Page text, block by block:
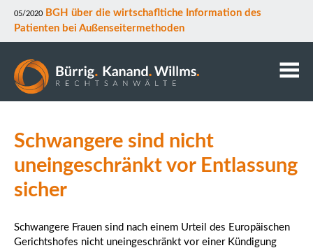
05/2020
BGH über die wirtschafltiche Information des
Patienten bei Außenseitermethoden
Anwälte
Mitarbeiter
Downloads
Rechtsgebiete
Schwangere sind nicht
uneingeschränkt vor Entlassung
sicher
Schwangere Frauen sind nach einem Urteil des Europäischen
Gerichtshofes nicht uneingeschränkt vor einer Kündigung